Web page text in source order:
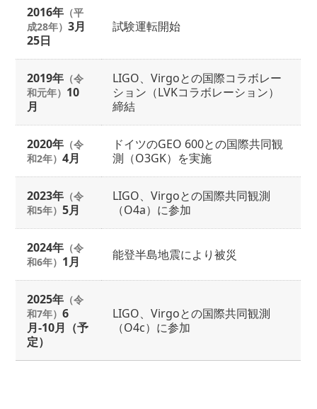
2016年 （平
成28年）3月
25日
試験運転開始
2019年 （令
和元年） 10
月
LIGO、Virgoとの国際コラボレー
ション（LVKコラボレーション）
締結
2020年 （令
和2年）4月
ドイツのGEO 600との国際共同観
測（O3GK）を実施
2023年 （令
和5年）5月
LIGO、Virgoとの国際共同観測
（O4a）に参加
2024年 （令
和6年） 1月 能登半島地震により被災
2025年 （令
和7年）6
月-10月（予
定）
LIGO、Virgoとの国際共同観測
（O4c）に参加